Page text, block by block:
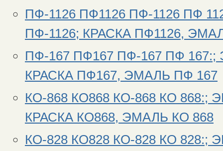
ПФ-1126 ПФ1126 ПФ-1126 ПФ
ПФ-1126; КРАСКА ПФ1126,
ПФ-167 ПФ167 ПФ-167 ПФ
КРАСКА ПФ167, ЭМАЛЬ ПФ 167
КО-868 КО868 КО-868 КО
КРАСКА КО868, ЭМАЛЬ КО 868
КО-828 КО828 КО-828 КО